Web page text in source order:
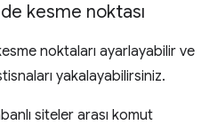
kesme noktası
noktaları ayarlayabilir ve
yakalayabilirsiniz.
siteler arası komut